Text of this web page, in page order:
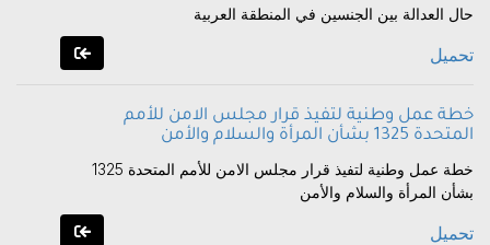
حال العدالة بين الجنسين في المنطقة العربية
تحميل
خطة عمل وطنية لتفيذ قرار مجلس الامن للأمم
المتحدة 1325 بشأن المرأة والسلام والأمن
خطة عمل وطنية لتفيذ قرار مجلس الامن للأمم المتحدة 1325
بشأن المرأة والسلام والأمن
تحميل